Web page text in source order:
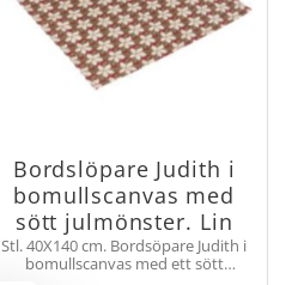
Bordslöpare Judith i
bomullscanvas med
sött julmönster. Lin
Stl. 40X140 cm. Bordsöpare Judith i
bomullscanvas med ett sött